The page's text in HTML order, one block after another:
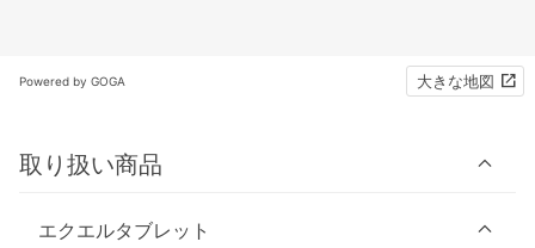
Powered by GOGA 大きな地図
取り扱い商品
エクエルタブレット